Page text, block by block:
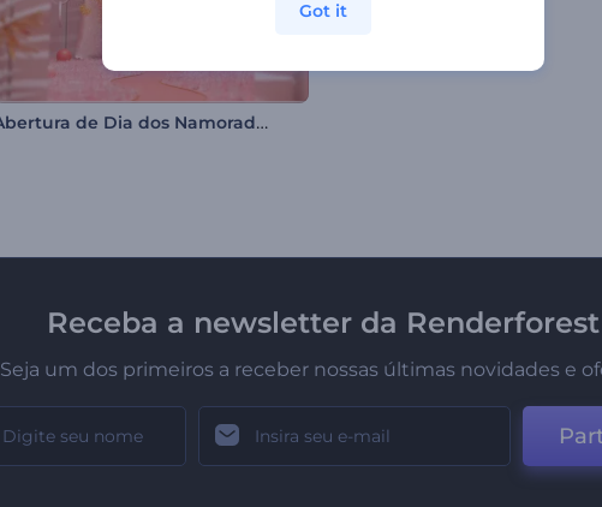
Abertura de Dia dos Namorados
Receba a newsletter da Renderforest
Seja um dos primeiros a receber nossas últimas novidades e
Got it